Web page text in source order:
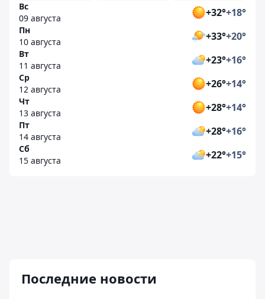
Вс
09 августа
+32°+18°
Пн
10 августа
+33°+20°
Вт
11 августа
+23°+16°
Ср
12 августа
+26°+14°
Чт
13 августа
+28°+14°
Пт
14 августа
+28°+16°
Сб
15 августа
+22°+15°
Последние новости